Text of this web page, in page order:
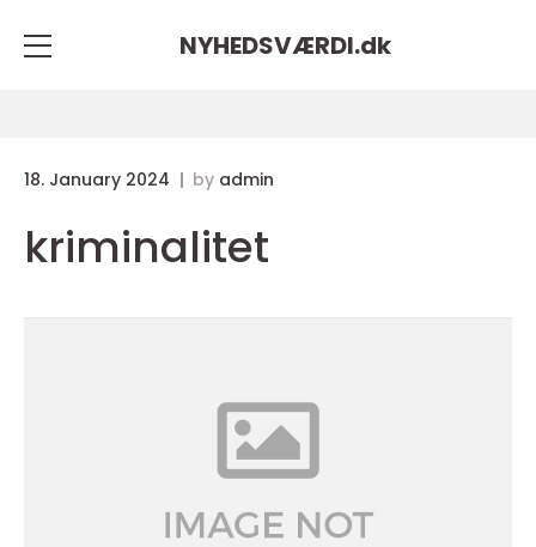
NYHEDSVÆRDI.dk
18. January 2024 by admin
kriminalitet